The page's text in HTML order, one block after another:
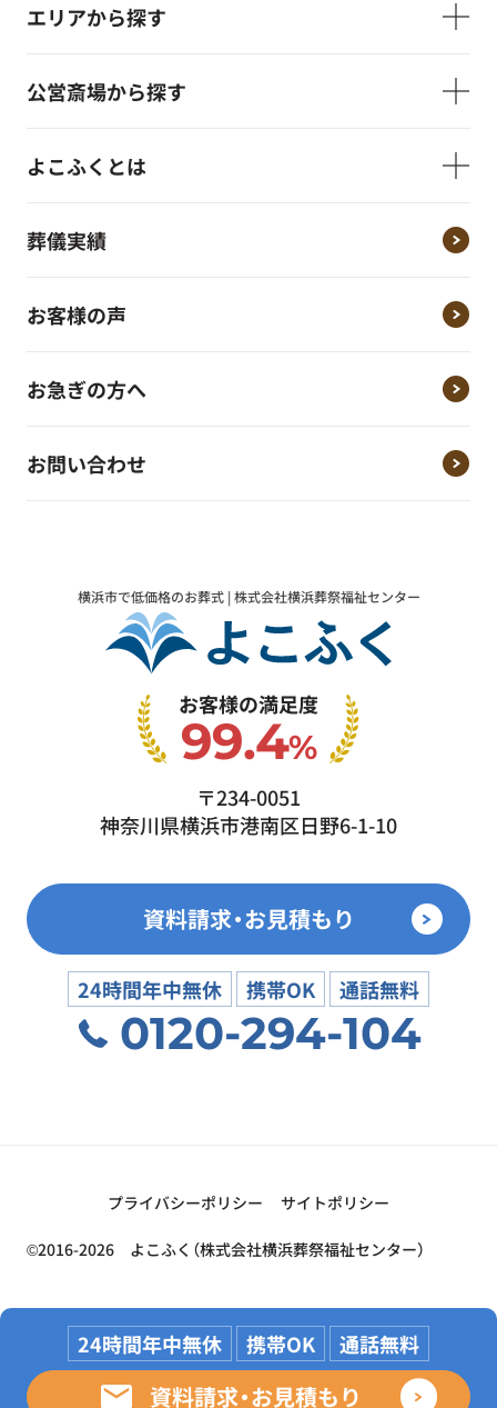
24時間年中無休 携帯OK 通話無料
資料請求・お見積もり
エリアから探す
公営斎場から探す
よこふくとは
葬儀実績
お客様の声
お急ぎの方へ
お問い合わせ
横浜市で低価格のお葬式 | 株式会社横浜葬祭福祉センター
お客様の満足度
99.4%
〒234-0051
神奈川県横浜市港南区日野6-1-10
資料請求・お見積もり
24時間年中無休 携帯OK 通話無料
0120-294-104
プライバシーポリシー サイトポリシー
©2016-2026 よこふく（株式会社横浜葬祭福祉センター）